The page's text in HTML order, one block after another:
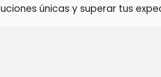
únicas y superar tus